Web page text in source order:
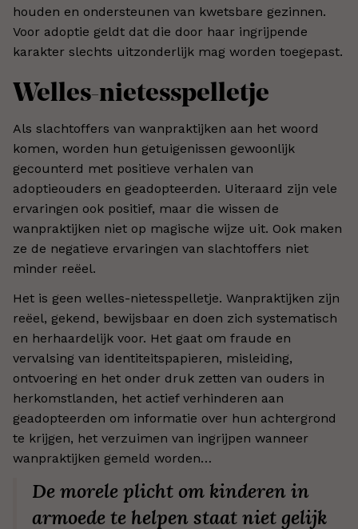
houden en ondersteunen van kwetsbare gezinnen.
Voor adoptie geldt dat die door haar ingrijpende
karakter slechts uitzonderlijk mag worden toegepast.
Welles-nietesspelletje
Als slachtoffers van wanpraktijken aan het woord
komen, worden hun getuigenissen gewoonlijk
gecounterd met positieve verhalen van
adoptieouders en geadopteerden. Uiteraard zijn vele
ervaringen ook positief, maar die wissen de
wanpraktijken niet op magische wijze uit. Ook maken
ze de negatieve ervaringen van slachtoffers niet
minder reëel.
Het is geen welles-nietesspelletje. Wanpraktijken zijn
reëel, gekend, bewijsbaar en doen zich systematisch
en herhaardelijk voor. Het gaat om fraude en
vervalsing van identiteitspapieren, misleiding,
ontvoering en het onder druk zetten van ouders in
herkomstlanden, het actief verhinderen aan
geadopteerden om informatie over hun achtergrond
te krijgen, het verzuimen van ingrijpen wanneer
wanpraktijken gemeld worden…
De morele plicht om kinderen in
armoede te helpen staat niet gelijk